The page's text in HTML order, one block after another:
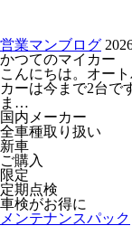
営業マンブログ
かつてのマイカー
こんにちは。オー
カーは今まで2台で
ま…
国内メーカー
全車種取り扱い
新車
ご購入
限定
定期点検
車検がお得に
メンテナンスパック